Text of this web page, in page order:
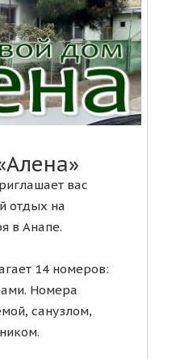
вас
отдых на
в Анапе.
14 номеров:
Номера
санузлом,